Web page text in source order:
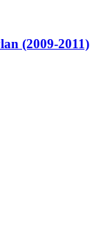
(2009-2011)